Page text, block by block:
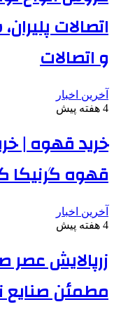
اتصالات
و اتصالات
آخرین اخبار
4 هفته پیش
خرید قهوه |
قهوه گرنیکا
آخرین اخبار
4 هفته پیش
مطمئن صنایع